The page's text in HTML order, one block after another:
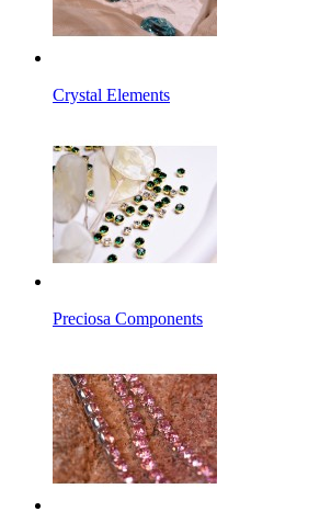
Crystal Elements
Preciosa Components